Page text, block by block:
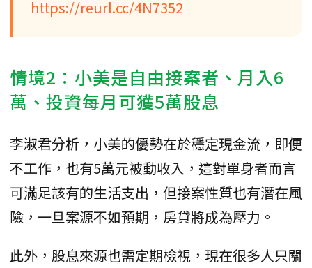
https://reurl.cc/4N7352
情境2：小美是自由接案者、月入6
萬、投資每月可獲5萬股息
李淑君分析，小美的優勢在於穩定現金流，即便
不工作，也有5萬元被動收入，這對單身者而言
可滿足該有的生活支出，但接案性質也有潛在風
險，一旦案源不如預期，房貸將成為壓力。
此外，股息來源也需定期檢視，現在很多人只關